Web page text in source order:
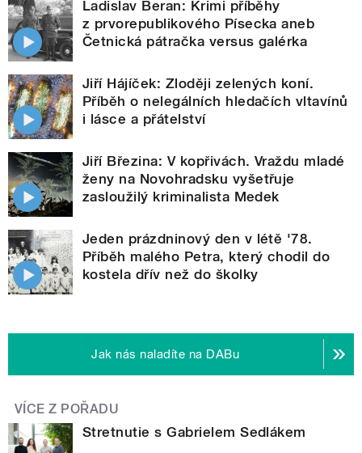
Ladislav Beran: Krimi příběhy
z prvorepublikového Písecka aneb
Četnická pátračka versus galérka
Jiří Hájíček: Zloději zelených koní.
Příběh o nelegálních hledačích vltavínů
i lásce a přátelství
Jiří Březina: V kopřivách. Vraždu mladé
ženy na Novohradsku vyšetřuje
zasloužilý kriminalista Medek
Jeden prázdninový den v létě '78.
Příběh malého Petra, který chodil do
kostela dřív než do školky
Jak nás naladíte na DABu
VÍCE Z POŘADU
Stretnutie s Gabrielem Sedlákem